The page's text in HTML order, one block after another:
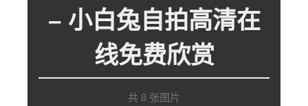
– 小白兔自拍高清在
线免费欣赏
共 8 张图片